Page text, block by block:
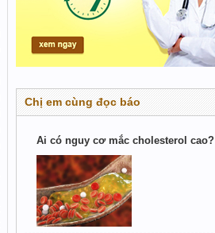
Chị em cùng đọc báo
Ai có nguy cơ mắc cholesterol cao?